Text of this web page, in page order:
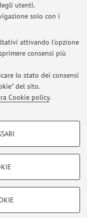
utenti.
solo con i
attivando l'opzione
consensi più
lo stato dei consensi
del sito.
Cookie policy.
per il corretto
avvisi.
del sito.
IVA: 01131710376